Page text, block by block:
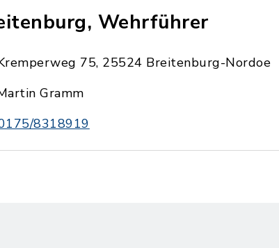
Wehrführer
75, 25524 Breitenburg-Nordoe
Gramm
8318919